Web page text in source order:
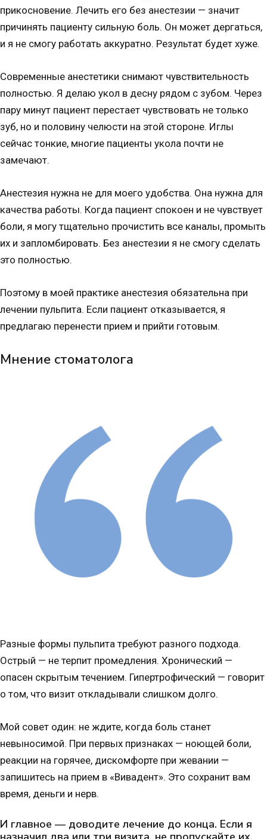
прикосновение. Лечить его без анестезии — значит
причинять пациенту сильную боль. Он может дергаться,
и я не смогу работать аккуратно. Результат будет хуже.
Современные анестетики снимают чувствительность
полностью. Я делаю укол в десну рядом с зубом. Через
пару минут пациент перестает чувствовать не только
зуб, но и половину челюсти на этой стороне. Иглы
сейчас тонкие, многие пациенты укола почти не
замечают.
Анестезия нужна не для моего удобства. Она нужна для
качества работы. Когда пациент спокоен и не чувствует
боли, я могу тщательно прочистить все каналы, промыть
их и запломбировать. Без анестезии я не смогу сделать
это полностью.
Поэтому в моей практике анестезия обязательна при
лечении пульпита. Если пациент отказывается, я
предлагаю перенести прием и прийти готовым.
Мнение стоматолога
Разные формы пульпита требуют разного подхода.
Острый — не терпит промедления. Хронический —
опасен скрытым течением. Гипертрофический — говорит
о том, что визит откладывали слишком долго.
Мой совет один: не ждите, когда боль станет
невыносимой. При первых признаках — ноющей боли,
реакции на горячее, дискомфорте при жевании —
запишитесь на прием в «Вивадент». Это сохранит вам
время, деньги и нерв.
И главное — доводите лечение до конца. Если я